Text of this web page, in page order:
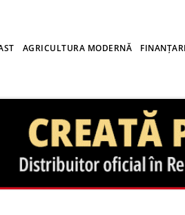
AGRICULTURA MODERNĂ